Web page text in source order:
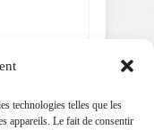
technologies telles que les
appareils. Le fait de consentir